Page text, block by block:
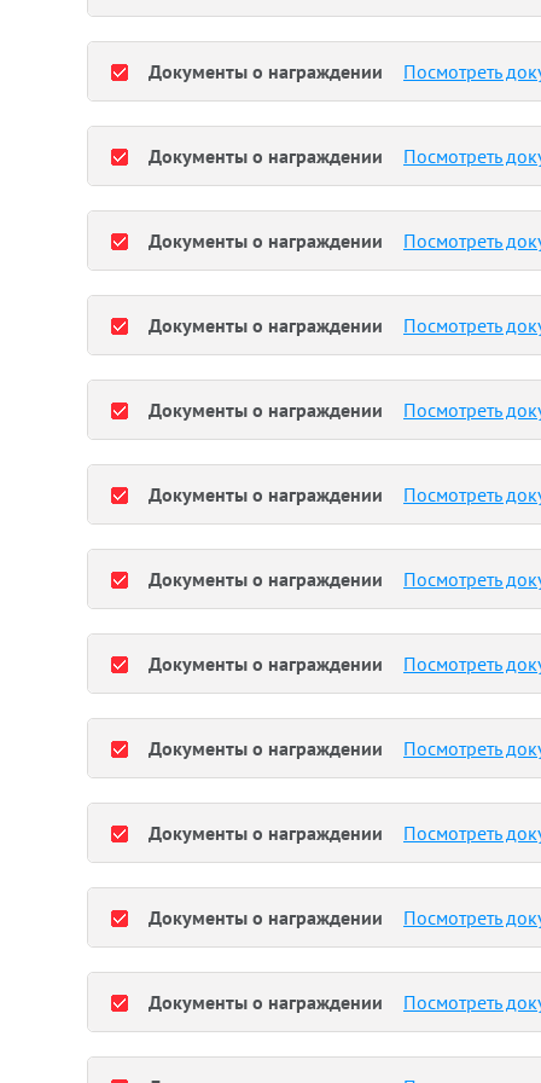
Документы о награждении Посмотреть
Документы о награждении Посмотреть
Документы о награждении Посмотреть
Документы о награждении Посмотреть
Документы о награждении Посмотреть
Документы о награждении Посмотреть
Документы о награждении Посмотреть
Документы о награждении Посмотреть
Документы о награждении Посмотреть
Документы о награждении Посмотреть
Документы о награждении Посмотреть
Документы о награждении Посмотреть